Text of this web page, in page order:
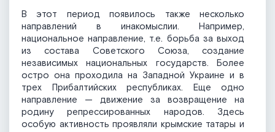
В этот период появилось также несколько
направлений в инакомыслии. Например,
национальное направление, т.е. борьба за выход
из состава Советского Союза, создание
независимых национальных государств. Более
остро она проходила на Западной Украине и в
трех Прибалтийских республиках. Еще одно
направление — движение за возвращение на
родину репрессированных народов. Здесь
особую активность проявляли крымские татары и